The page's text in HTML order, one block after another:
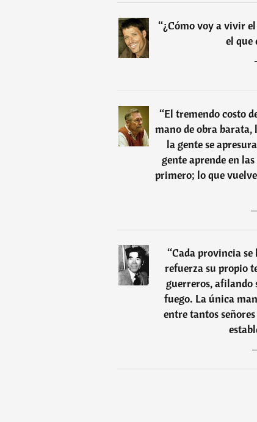
“¿Cómo voy a vivir
el que
“El tremendo costo
mano de obra barata,
la gente se
gente aprende en
primero; lo que
“Cada provincia se
refuerza su propio
guerreros, afilando
fuego. La única
entre tantos